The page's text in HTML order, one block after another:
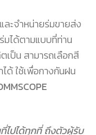
ละจำหน่ายร่มขายส่ง
มได้ตามแบบที่ท่าน
เป็น สามารถเลือกสี
ด้ ใช้เพื่อกางกันฝน
ไปได้ทุกที่ ถึงตัวผู้รับ